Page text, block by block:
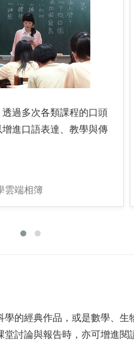
過多次各類課程的口頭
進口語表達、教學與傳
雲端相簿
的經典作品，或是數學、
討論與報告時，亦可增進